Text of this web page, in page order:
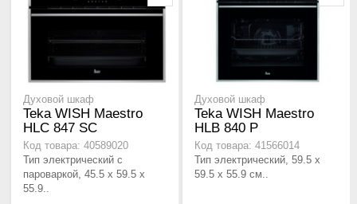
Духовой шкаф
Teka WISH Maestro
HLC 847 SC
Код товара: 40589020
Тип электрический с
пароваркой, 45.5 х 59.5 x
55.9..
Духовой шкаф
Teka WISH Maestro
HLB 840 P
Код товара: 41566014
Тип электрический, 59.5 х
59.5 x 55.9 см..